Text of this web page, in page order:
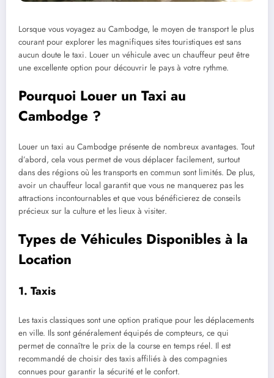
Lorsque vous voyagez au Cambodge, le moyen de transport le plus
courant pour explorer les magnifiques sites touristiques est sans
aucun doute le taxi. Louer un véhicule avec un chauffeur peut être
une excellente option pour découvrir le pays à votre rythme.
Pourquoi Louer un Taxi au
Cambodge ?
Louer un taxi au Cambodge présente de nombreux avantages. Tout
d’abord, cela vous permet de vous déplacer facilement, surtout
dans des régions où les transports en commun sont limités. De plus,
avoir un chauffeur local garantit que vous ne manquerez pas les
attractions incontournables et que vous bénéficierez de conseils
précieux sur la culture et les lieux à visiter.
Types de Véhicules Disponibles à la
Location
1. Taxis
Les taxis classiques sont une option pratique pour les déplacements
en ville. Ils sont généralement équipés de compteurs, ce qui
permet de connaître le prix de la course en temps réel. Il est
recommandé de choisir des taxis affiliés à des compagnies
connues pour garantir la sécurité et le confort.